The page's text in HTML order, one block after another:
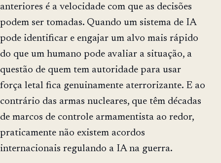
anteriores é a velocidade com que as decisões
podem ser tomadas. Quando um sistema de IA
pode identificar e engajar um alvo mais rápido
do que um humano pode avaliar a situação, a
questão de quem tem autoridade para usar
força letal fica genuinamente aterrorizante. E ao
contrário das armas nucleares, que têm décadas
de marcos de controle armamentista ao redor,
praticamente não existem acordos
internacionais regulando a IA na guerra.